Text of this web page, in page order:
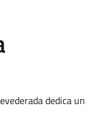
dedica un